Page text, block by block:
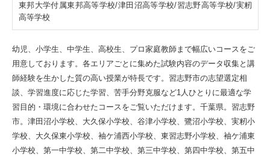
東邦大学付属東邦高等学校/津田沼高等学校/習志野高等学校/実籾
高等学校
幼児、小学生、中学生、高校生、プロ家庭教師まで幅広いコースをご
用意しております。各エリアごとに集めた試験内容のデータ収集と講
師経験を生かした質の高い授業が特長です。習志野市の志望選定相
談、学習進度に応じた学習、苦手分野克服など1人ひとりに最適な学
習目的・環境に合わせたコースをご覧いただけます。千葉県。習志野
市。津田沼小学校、大久保小学校、谷津小学校、鷺沼小学校、実籾小
学校、大久保東小学校、袖ケ浦西小学校、東習志野小学校、袖ケ浦東
小学校、第一中学校、第二中学校、第三中学校、第四中学校、第五中